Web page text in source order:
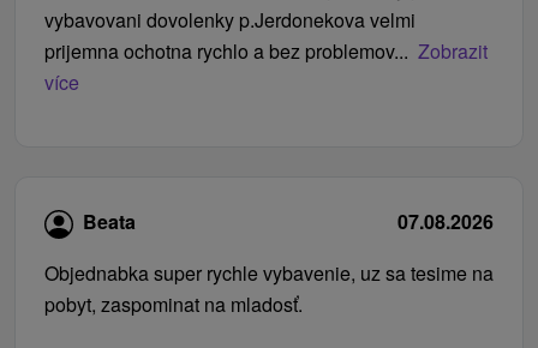
vybavovani dovolenky p.Jerdonekova velmi
prijemna ochotna rychlo a bez problemov... Zobrazit
více
Beata
07.08.2026
Objednabka super rychle vybavenie, uz sa tesime na
pobyt, zaspominat na mladosť.